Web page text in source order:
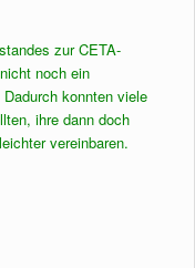
zur CETA-
noch ein
konnten viele
ihre dann doch
vereinbaren.